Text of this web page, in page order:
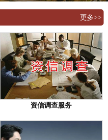
更多>>
资信调查服务